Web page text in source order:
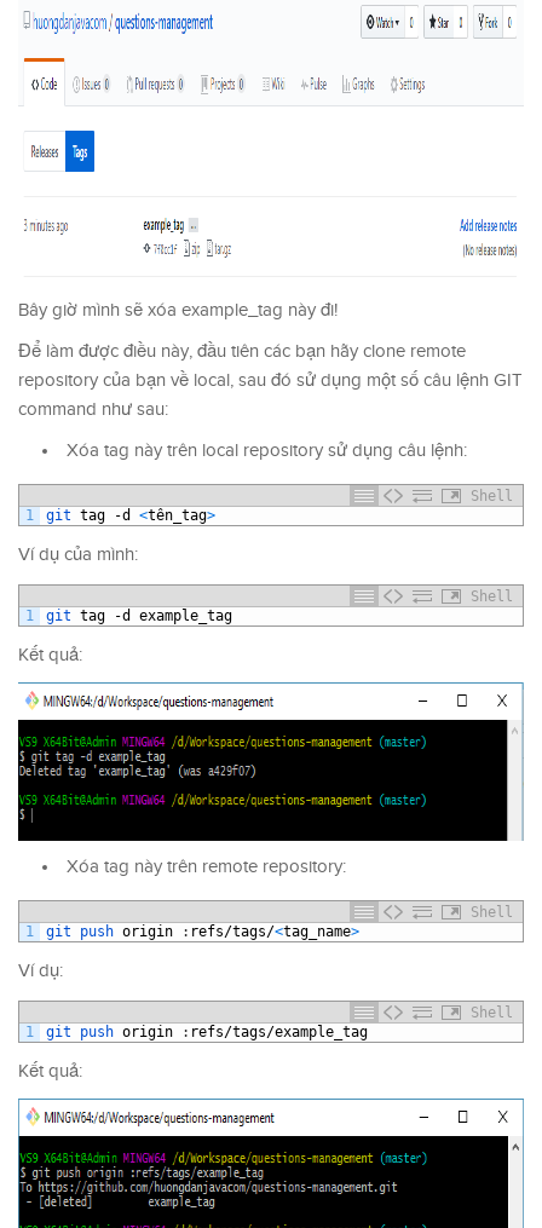
Bây giờ mình sẽ xóa example_tag này đi!
Để làm được điều này, đầu tiên các bạn hãy clone remote
repository của bạn về local, sau đó sử dụng một số câu lệnh GIT
command như sau:
Xóa tag này trên local repository sử dụng câu lệnh:
Shell
1
git tag -d <tên_tag>
Ví dụ của mình:
Shell
1
git tag -d example_tag
Kết quả:
Xóa tag này trên remote repository:
Shell
1
git push origin : refs/tags/<tag_name>
Ví dụ:
Shell
1
git push origin : refs/tags/example_tag
Kết quả: